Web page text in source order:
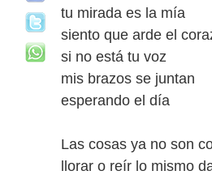
tu mirada es la mía
siento que arde el
si no está tu voz
mis brazos se juntan
esperando el día
Las cosas ya no son
llorar o reír lo mismo